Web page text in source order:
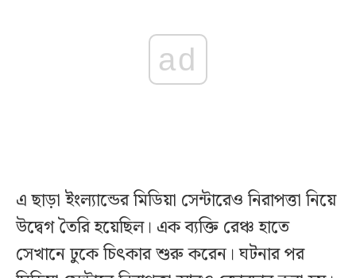
ad
এ ছাড়া ইংল্যান্ডের মিডিয়া সেন্টারেও নিরাপত্তা নিয়ে
উদ্বেগ তৈরি হয়েছিল। এক ব্যক্তি রেঞ্চ হাতে
সেখানে ঢুকে চিৎকার শুরু করেন। ঘটনার পর